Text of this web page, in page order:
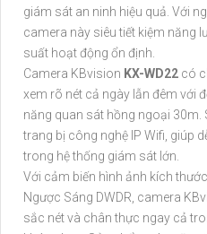
giám sát an ninh hiệu quả. Với
camera này siêu tiết kiệm năng
suất hoạt động ổn định.
Camera KBvision KX-WD22 có
xem rõ nét cả ngày lẫn đêm với
năng quan sát hồng ngoại 30m.
trang bị công nghệ IP Wifi, giúp
trong hệ thống giám sát lớn.
Với cảm biến hình ảnh kích
Ngược Sáng DWDR, camera
sắc nét và chân thực ngay cả